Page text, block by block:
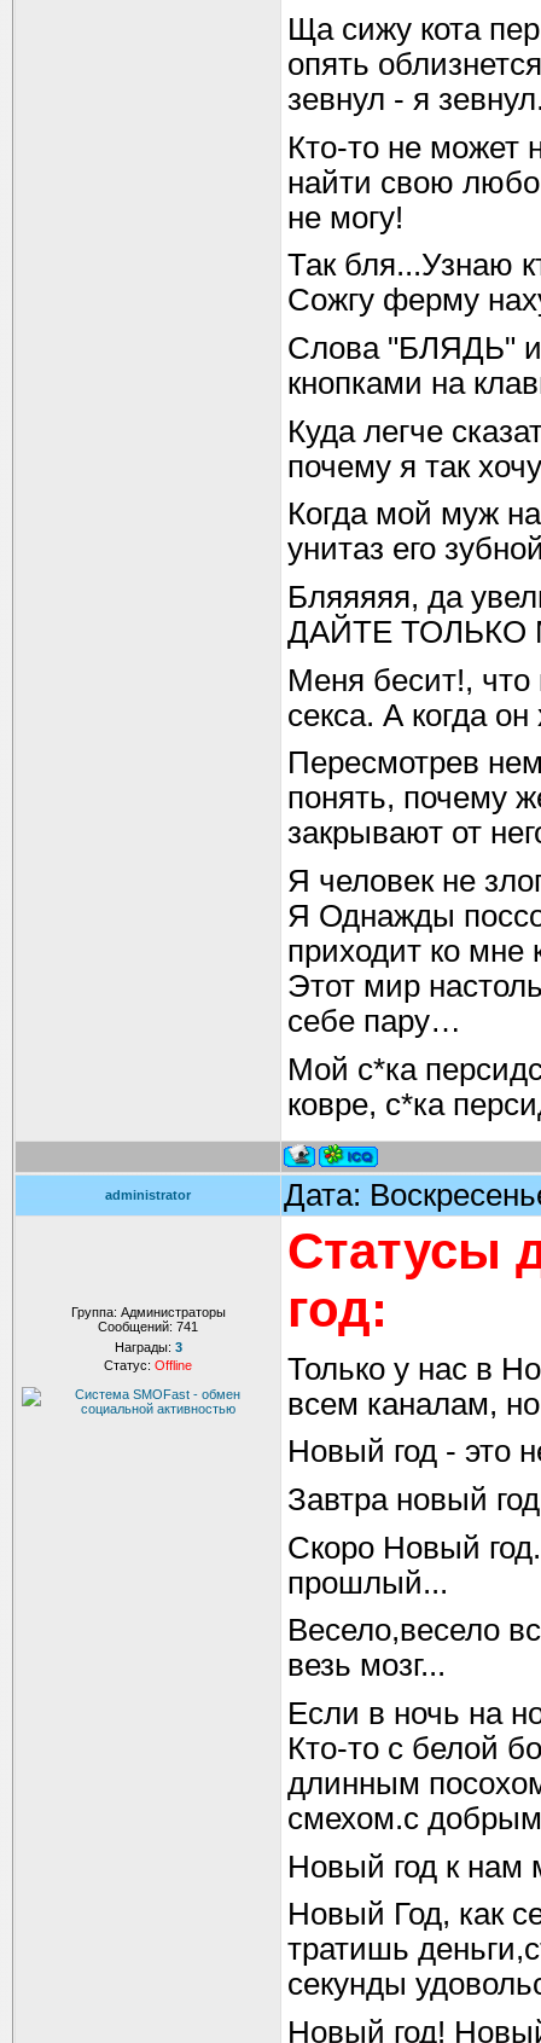
Ща сижу кота
опять
зевнул - я
Кто-то не может
найти свою
не могу!
Так бля...Узнаю
Сожгу ферму
Слова "БЛЯДЬ"
кнопками на
Куда легче
почему я так
Когда мой муж
унитаз его
Бляяяяя, да
ДАЙТЕ ТОЛЬКО
Меня бесит!, что
секса. А когда
Пересмотрев
понять, почему
закрывают от
Я человек не
Я Однажды
приходит ко
Этот мир
себе пару…
Мой с*ка
ковре, с*ка
administrator Дата:
Группа: Администраторы
Сообщений: 741
Награды: 3
Статус: Offline
Статусы
год:
Только у нас в
всем каналам,
Новый год - это
Завтра новый
Скоро Новый
прошлый...
Весело,весело
везь мозг...
Если в ночь на
Кто-то с белой
длинным
смехом.с
Новый год к нам
Новый Год, как
тратишь
секунды
Новый год!